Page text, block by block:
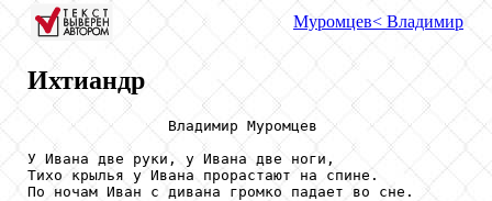
Муромцев< Владимир
Ихтиандр
                Владимир Муромцев
У Ивана две руки, у Ивана две ноги,
Тихо крылья у Ивана прорастают на спине.
По ночам Иван с дивана громко падает во сне.